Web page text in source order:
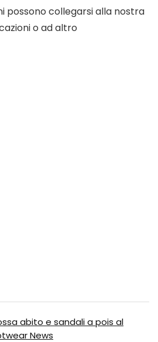
possono collegarsi alla nostra
o ad altro
abito e sandali a pois al
News